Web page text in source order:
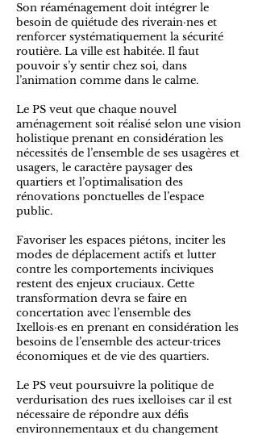
Son réaménagement doit intégrer le
besoin de quiétude des riverain·nes et
renforcer systématiquement la sécurité
routière. La ville est habitée. Il faut
pouvoir s’y sentir chez soi, dans
l’animation comme dans le calme.
Le PS veut que chaque nouvel
aménagement soit réalisé selon une vision
holistique prenant en considération les
nécessités de l’ensemble de ses usagères et
usagers, le caractère paysager des
quartiers et l’optimalisation des
rénovations ponctuelles de l’espace
public.
Favoriser les espaces piétons, inciter les
modes de déplacement actifs et lutter
contre les comportements inciviques
restent des enjeux cruciaux. Cette
transformation devra se faire en
concertation avec l’ensemble des
Ixellois·es en prenant en considération les
besoins de l’ensemble des acteur·trices
économiques et de vie des quartiers.
Le PS veut poursuivre la politique de
verdurisation des rues ixelloises car il est
nécessaire de répondre aux défis
environnementaux et du changement